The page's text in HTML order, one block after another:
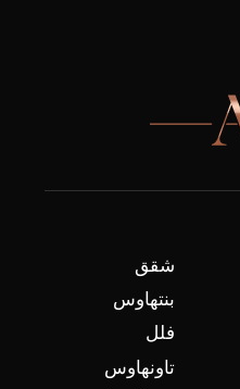
شقق
بنتهاوس
فلل
تاونهاوس